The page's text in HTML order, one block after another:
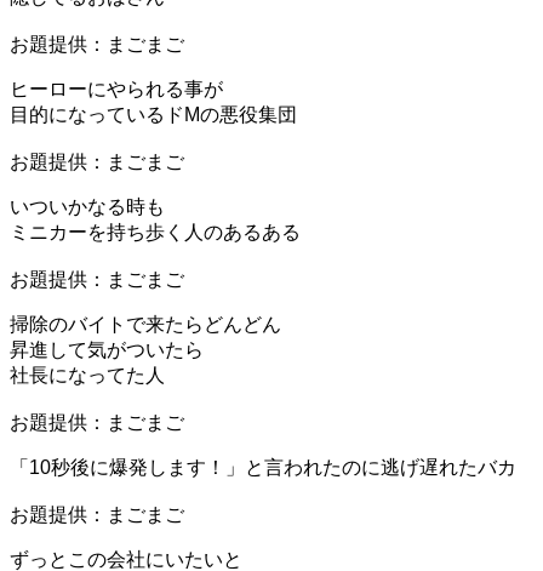
お題提供：まごまご
ヒーローにやられる事が
目的になっているドMの悪役集団
お題提供：まごまご
いついかなる時も
ミニカーを持ち歩く人のあるある
お題提供：まごまご
掃除のバイトで来たらどんどん
昇進して気がついたら
社長になってた人
お題提供：まごまご
「10秒後に爆発します！」と言われたのに逃げ遅れたバカ
お題提供：まごまご
ずっとこの会社にいたいと